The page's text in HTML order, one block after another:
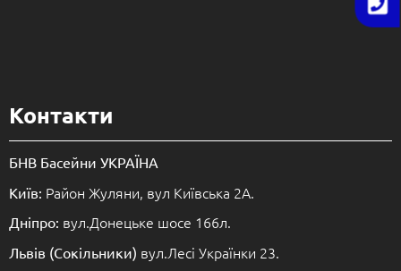
Контакти
БНВ Басейни УКРАЇНА
Київ: Район Жуляни, вул Київська 2А.
Дніпро: вул.Донецьке шосе 166л.
Львів (Сокільники) вул.Лесі Українки 23.